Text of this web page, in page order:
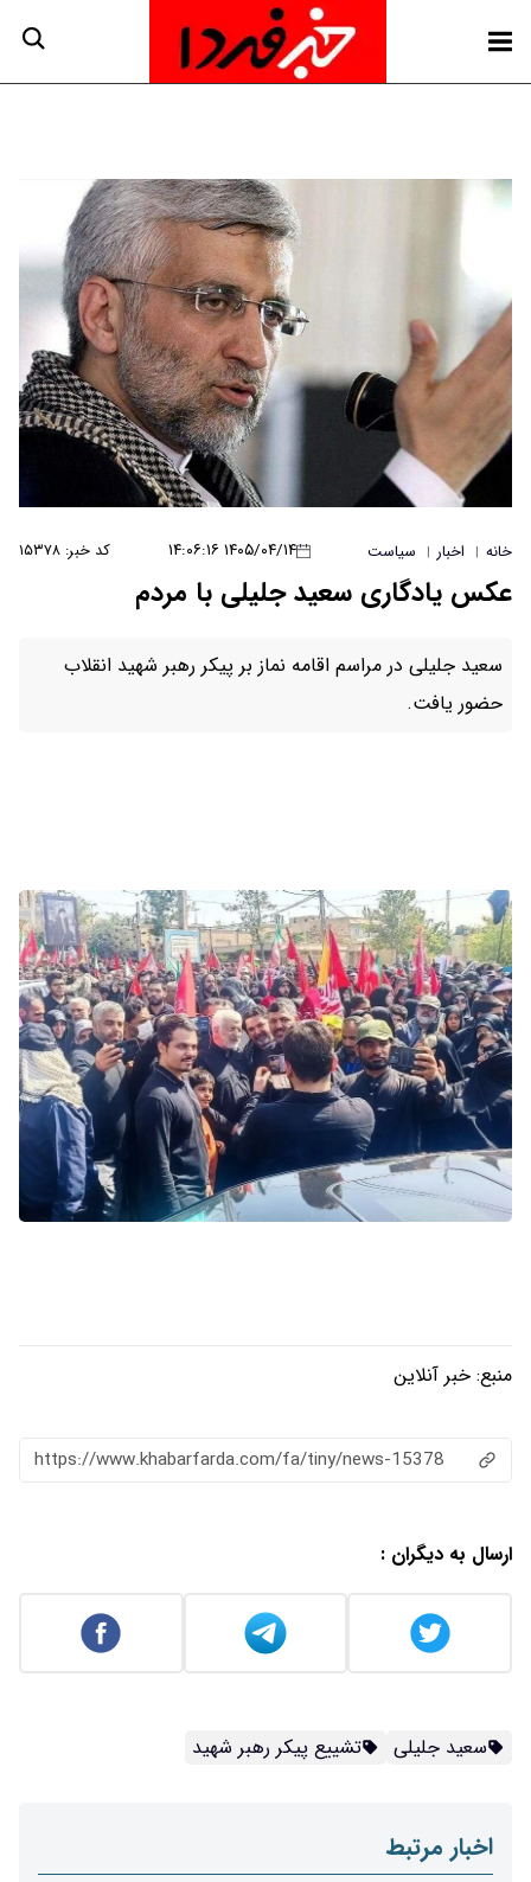
خانه | اخبار | سیاست ۱۴۰۵/۰۴/۱۴ ۱۴:۰۶:۱۶ کد خبر: ۱۵۳۷۸
عکس یادگاری سعید جلیلی با مردم
سعید جلیلی در مراسم اقامه نماز بر پیکر رهبر شهید انقلاب
حضور یافت.
منبع: خبر آنلاین
https://www.khabarfarda.com/fa/tiny/news-15378
ارسال به دیگران :
سعید جلیلی تشییع پیکر رهبر شهید
اخبار مرتبط